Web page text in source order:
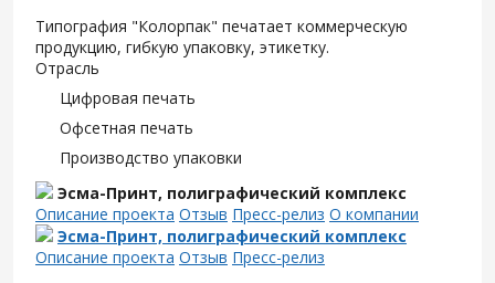
Типография "Колорпак" печатает коммерческую
продукцию, гибкую упаковку, этикетку.
Отрасль
Цифровая печать
Офсетная печать
Производство упаковки
Эсма-Принт, полиграфический комплекс
Описание проекта Отзыв Пресс-релиз О компании
Эсма-Принт, полиграфический комплекс
Описание проекта Отзыв Пресс-релиз